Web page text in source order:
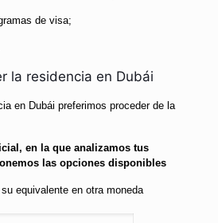
de visa;
la residencia en Dubái
en Dubái preferimos proceder de la
en la que analizamos tus
las opciones disponibles
equivalente en otra moneda